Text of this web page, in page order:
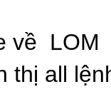
về LOM
all